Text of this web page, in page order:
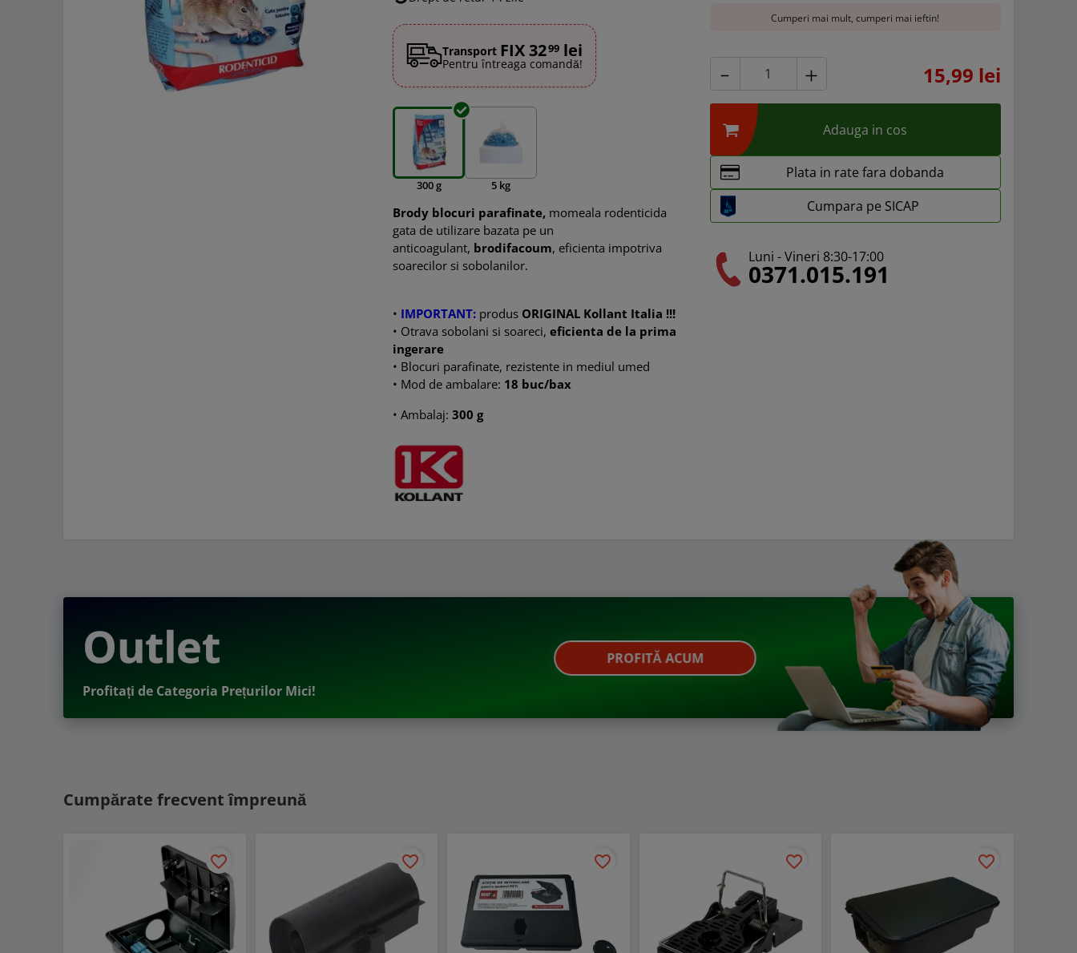
Transport FIX 3299lei
Pentru întreaga comandă!
300 g 5 kg
Brody blocuri parafinate, momeala rodenticida
gata de utilizare bazata pe un
anticoagulant, brodifacoum, eficienta impotriva
soarecilor si sobolanilor.
• IMPORTANT: produs ORIGINAL Kollant Italia !!!
• Otrava sobolani si soareci,eficienta de la prima
ingerare
• Blocuri parafinate, rezistente in mediul umed
• Mod de ambalare: 18 buc/bax
• Ambalaj:300 g
Cumperi mai mult, cumperi mai ieftin!
15,99 lei
Adauga in cos
Plata in rate fara dobanda
Cumpara pe SICAP
Luni - Vineri 8:30-17:00
0371.015.191
Outlet
Profitați de Categoria Prețurilor Mici!
PROFITĂ ACUM
Cumpărate frecvent împreună
favorite_border favorite_border favorite_border favorite_border favorite_border